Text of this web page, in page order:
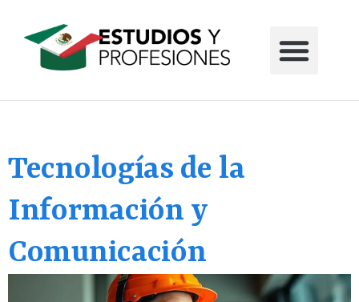
Tecnologías de la
Información y
Comunicación